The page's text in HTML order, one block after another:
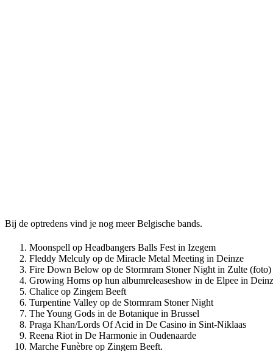
Bij de optredens vind je nog meer Belgische bands.
Moonspell op Headbangers Balls Fest in Izegem
Fleddy Melculy op de Miracle Metal Meeting in Deinze
Fire Down Below op de Stormram Stoner Night in Zulte (foto)
Growing Horns op hun albumreleaseshow in de Elpee in
Chalice op Zingem Beeft
Turpentine Valley op de Stormram Stoner Night
The Young Gods in de Botanique in Brussel
Praga Khan/Lords Of Acid in De Casino in Sint-Niklaas
Reena Riot in De Harmonie in Oudenaarde
Marche Funèbre op Zingem Beeft.